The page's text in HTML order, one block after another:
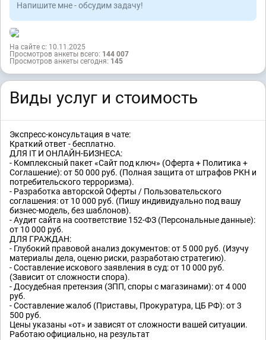
Напишите мне - обсудим задачу!
На сайте с: 10.11.2025
Просмотров анкеты всего: 144 007
Просмотров анкеты сегодня: 145
Виды услуг и стоимость
Экспресс-консультация в чате:
Краткий ответ - бесплатно.
ДЛЯ IT И ОНЛАЙН-БИЗНЕСА:
- Комплексный пакет «Сайт под ключ» (Оферта + Политика +
Соглашение): от 50 000 руб. (Полная защита от штрафов РКН и
потребительского терроризма).
- Разработка авторской Оферты / Пользовательского
соглашения: от 10 000 руб. (Пишу индивидуально под вашу
бизнес-модель, без шаблонов).
- Аудит сайта на соответствие 152-ФЗ (Персональные данные):
от 10 000 руб.
ДЛЯ ГРАЖДАН:
- Глубокий правовой анализ документов: от 5 000 руб. (Изучу
материалы дела, оценю риски, разработаю стратегию).
- Составление искового заявления в суд: от 10 000 руб.
(Зависит от сложности спора).
- Досудебная претензия (ЗПП, споры с магазинами): от 4 000
руб.
- Составление жалоб (Приставы, Прокуратура, ЦБ РФ): от 3
500 руб.
Цены указаны «от» и зависят от сложности вашей ситуации.
Работаю официально, на результат